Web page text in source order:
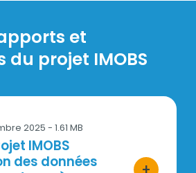
et
projet IMOBS
2025 - 1.61 MB
IMOBS
des données